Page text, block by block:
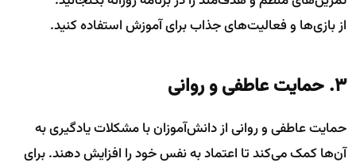
از بازی‌ها و فعالیت‌های جذاب برای آموزش استفاده کنید.
۳. حمایت عاطفی و روانی
حمایت عاطفی و روانی از دانش‌آموزان با مشکلات یادگیری به
آن‌ها کمک می‌کند تا اعتماد به نفس خود را افزایش دهند. برای